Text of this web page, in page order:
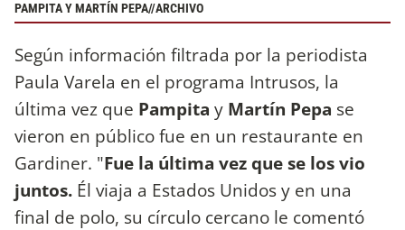
PAMPITA Y MARTÍN PEPA//ARCHIVO
Según información filtrada por la periodista
Paula Varela en el programa Intrusos, la
última vez que Pampita y Martín Pepa se
vieron en público fue en un restaurante en
Gardiner. "Fue la última vez que se los vio
juntos. Él viaja a Estados Unidos y en una
final de polo, su círculo cercano le comentó